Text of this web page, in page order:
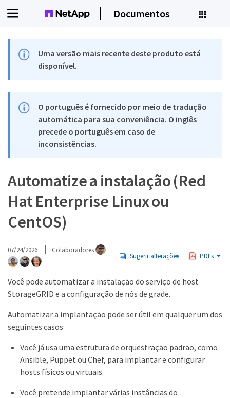
Documentos
Uma versão mais recente deste produto está
disponível.
O português é fornecido por meio de tradução
automática para sua conveniência. O inglês
precede o português em caso de
inconsistências.
Automatize a instalação (Red
Hat Enterprise Linux ou
CentOS)
07/24/2026 Colaboradores
Sugerir alterações PDFs
Você pode automatizar a instalação do serviço de host
StorageGRID e a configuração de nós de grade.
Automatizar a implantação pode ser útil em qualquer um dos
seguintes casos:
Você já usa uma estrutura de orquestração padrão, como
Ansible, Puppet ou Chef, para implantar e configurar
hosts físicos ou virtuais.
Você pretende implantar várias instâncias do